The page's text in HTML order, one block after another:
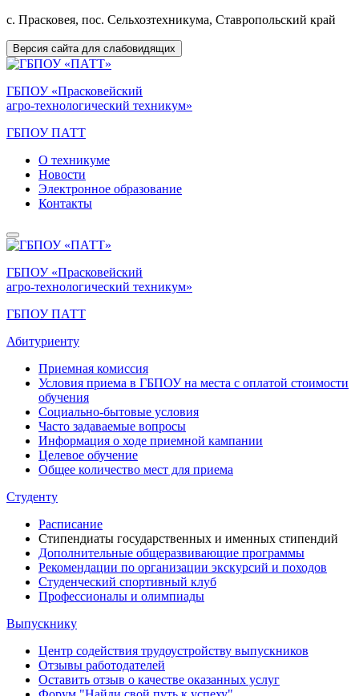
с. Прасковея, пос. Сельхозтехникума, Ставропольский край
Версия сайта для слабовидящих
ГБПОУ «Прасковейский
агро-технологический техникум»
ГБПОУ ПАТТ
О техникуме
Новости
Электронное образование
Контакты
ГБПОУ «Прасковейский
агро-технологический техникум»
ГБПОУ ПАТТ
Абитуриенту
Приемная комиссия
Условия приема в ГБПОУ на места с оплатой стоимости
обучения
Социально-бытовые условия
Часто задаваемые вопросы
Информация о ходе приемной кампании
Целевое обучение
Общее количество мест для приема
Студенту
Расписание
Стипендиаты государственных и именных стипендий
Дополнительные общеразвивающие программы
Рекомендации по организации экскурсий и походов
Студенческий спортивный клуб
Профессионалы и олимпиады
Выпускнику
Центр содействия трудоустройству выпускников
Отзывы работодателей
Оставить отзыв о качестве оказанных услуг